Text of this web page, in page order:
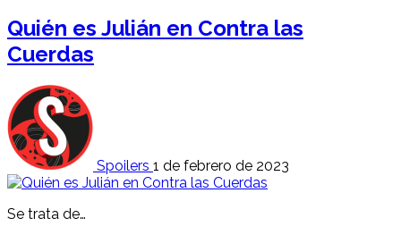
Quién es Julián en Contra las
Cuerdas
Spoilers 1 de febrero de 2023
Se trata de…